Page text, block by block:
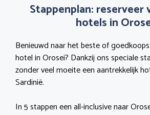
Stappenplan: reserveer
hotels in
Benieuwd naar het beste of
hotel in Orosei? Dankzij ons speciale
zonder veel moeite een aantrekkelijk
Sardinië.
In 5 stappen een all-inclusive naar